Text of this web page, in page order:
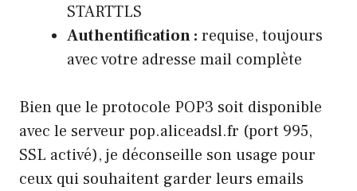
STARTTLS
Authentification : requise, toujours
avec votre adresse mail complète
Bien que le protocole POP3 soit disponible
avec le serveur pop.aliceadsl.fr (port 995,
SSL activé), je déconseille son usage pour
ceux qui souhaitent garder leurs emails